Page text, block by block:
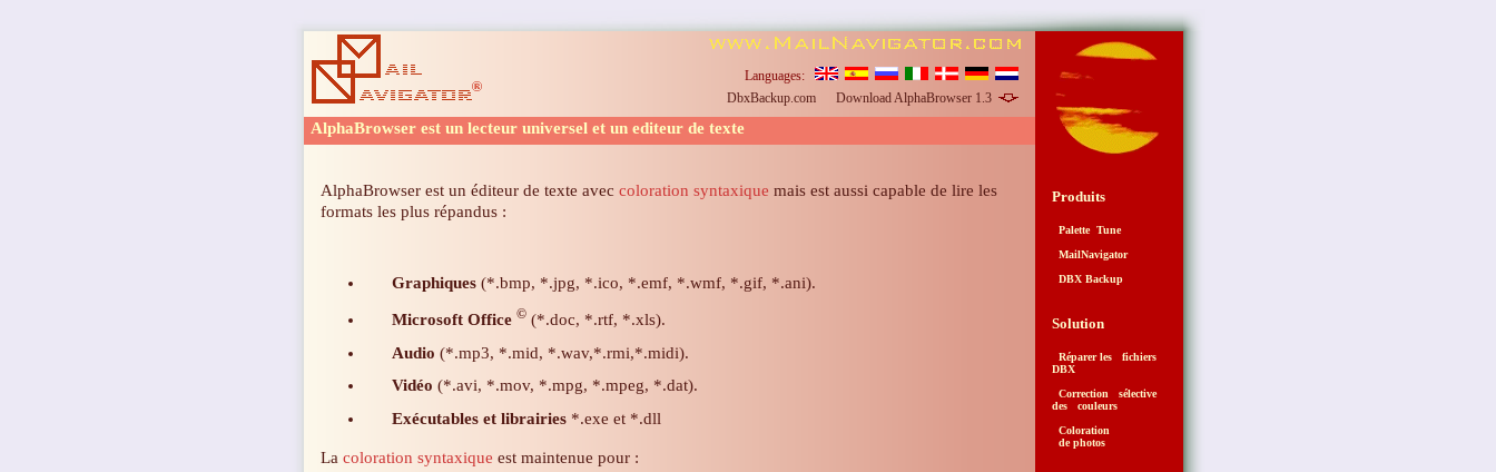
Languages:
DbxBackup.com
Download AlphaBrowser 1.3
Produits
Palette Tune
MailNavigator
DBX Backup
Solution
Réparer les fichiers
DBX
Correction sélective
des couleurs
Coloration
de photos
AlphaBrowser est un lecteur universel et un editeur de texte
AlphaBrowser est un éditeur de texte aveccoloration syntaxique mais est aussi capable de lire les
formats les plus répandus :
Graphiques(*.bmp, *.jpg, *.ico, *.emf, *.wmf, *.gif, *.ani).
Microsoft Office ©(*.doc, *.rtf, *.xls).
Audio (*.mp3, *.mid, *.wav,*.rmi,*.midi).
Vidéo (*.avi, *.mov, *.mpg, *.mpeg, *.dat).
Exécutables et librairies*.exe et *.dll
Lacoloration syntaxique est maintenue pour :